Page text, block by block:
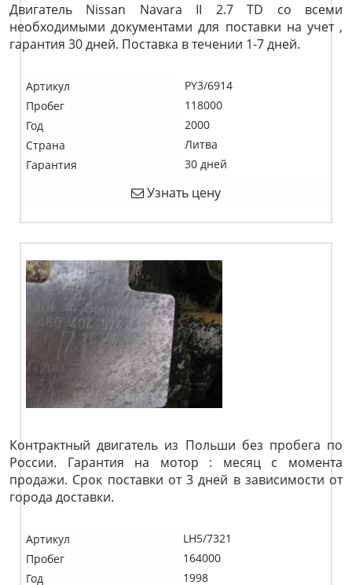
Двигатель Nissan Navara II 2.7 TD со всеми
необходимыми документами для поставки на учет ,
гарантия 30 дней. Поставка в течении 1-7 дней.
Артикул
PY3/6914
Пробег
118000
Год
2000
Страна
Литва
Гарантия
30 дней
Узнать цену
Контрактный двигатель из Польши без пробега по
России. Гарантия на мотор : месяц с момента
продажи. Срок поставки от 3 дней в зависимости от
города доставки.
Артикул
LH5/7321
Пробег
164000
Год
1998